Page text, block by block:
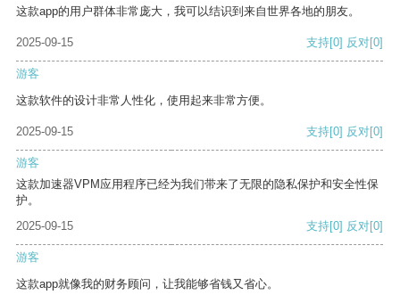
这款app的用户群体非常庞大，我可以结识到来自世界各地的朋友。
2025-09-15 支持[0] 反对[0]
游客
这款软件的设计非常人性化，使用起来非常方便。
2025-09-15 支持[0] 反对[0]
游客
这款加速器VPM应用程序已经为我们带来了无限的隐私保护和安全性保
护。
2025-09-15
支持[0] 反对[0]
游客
这款app就像我的财务顾问，让我能够省钱又省心。